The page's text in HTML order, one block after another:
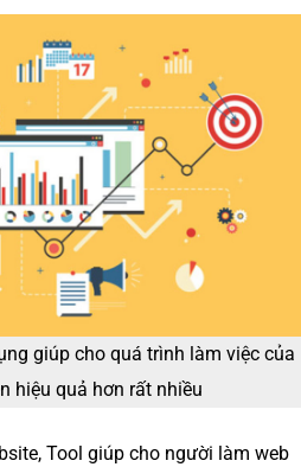
giúp cho quá trình làm việc của
hiệu quả hơn rất nhiều
Tool giúp cho người làm web